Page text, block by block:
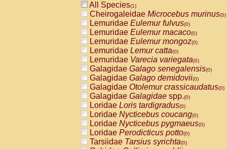
All Species(1)
Cheirogaleidae Microcebus murinus(0)
Lemuridae Eulemur fulvus(0)
Lemuridae Eulemur macaco(0)
Lemuridae Eulemur mongoz(0)
Lemuridae Lemur catta(0)
Lemuridae Varecia variegata(0)
Galagidae Galago senegalensis(0)
Galagidae Galago demidovii(0)
Galagidae Otolemur crassicaudatus(0)
Galagidae Galagidae spp.(0)
Loridae Loris tardigradus(0)
Loridae Nycticebus coucang(0)
Loridae Nycticebus pygmaeus(0)
Loridae Perodicticus potto(0)
Tarsiidae Tarsius syrichta(0)